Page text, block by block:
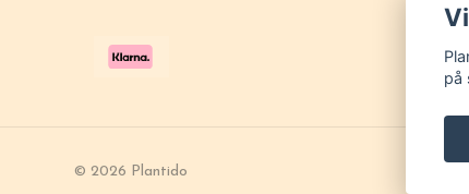
© 2026 Plantido
på